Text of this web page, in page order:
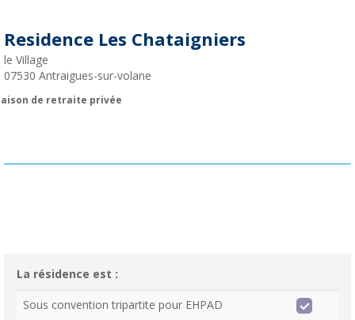
Residence Les Chataigniers
le Village
07530 Antraigues-sur-volane
de retraite privée
La résidence est :
Sous convention tripartite pour EHPAD